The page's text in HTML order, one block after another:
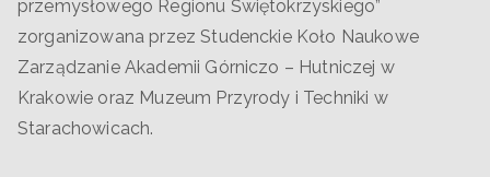
przemysłowego Regionu Świętokrzyskiego”
zorganizowana przez Studenckie Koło Naukowe
Zarządzanie Akademii Górniczo – Hutniczej w
Krakowie oraz Muzeum Przyrody i Techniki w
Starachowicach.